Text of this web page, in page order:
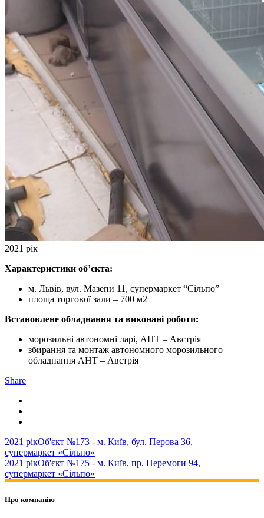
2021 рік
Характеристики об’єкта:
м. Львів, вул. Мазепи 11, супермаркет “Сільпо”
площа торгової зали – 700 м2
Встановлене обладнання та виконані роботи:
морозильні автономні ларі, AHT – Австрія
збирання та монтаж автономного морозильного
обладнання AHT – Австрія
Share
2021 рікОб'єкт №173 - м. Київ, бул. Перова 36,
супермаркет «Сільпо»
2021 рікОб'єкт №175 - м. Київ, пр. Перемоги 94,
супермаркет «Сільпо»
Про компанію